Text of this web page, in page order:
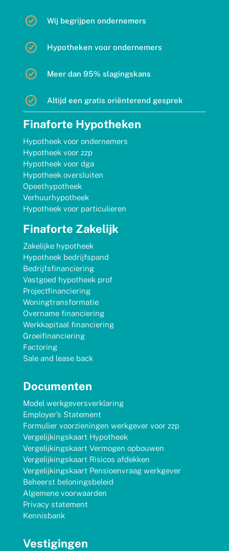
Wij begrijpen ondernemers
Hypotheken voor ondernemers
Meer dan 95% slagingskans
Altijd een gratis oriënterend gesprek
Finaforte Hypotheken
Hypotheek voor ondernemers
Hypotheek voor zzp
Hypotheek voor dga
Hypotheek oversluiten
Opeethypotheek
Verhuurhypotheek
Hypotheek voor particulieren
Finaforte Zakelijk
Zakelijke hypotheek
Hypotheek bedrijfspand
Bedrijfsfinanciering
Vastgoed hypotheek prof
Projectfinanciering
Woningtransformatie
Overname financiering
Werkkapitaal financiering
Groeifinanciering
Factoring
Sale and lease back
Documenten
Model werkgeversverklaring
Employer’s Statement
Formulier voorzieningen werkgever voor zzp
Vergelijkingskaart Hypotheek
Vergelijkingskaart Vermogen opbouwen
Vergelijkingskaart Risicos afdekken
Vergelijkingskaart Pensioenvraag werkgever
Beheerst beloningsbeleid
Algemene voorwaarden
Privacy statement
Kennisbank
Vestigingen